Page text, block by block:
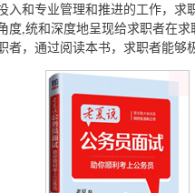
入和专业管理和推进的工作，求
度,统和深度地呈现给求职者在
者，通过阅读本书，求职者能够